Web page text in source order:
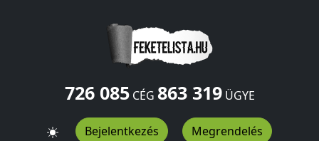
726 085CÉG 863 319ÜGYE
Bejelentkezés Megrendelés